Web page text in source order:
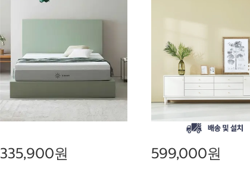
335,900원 599,000원